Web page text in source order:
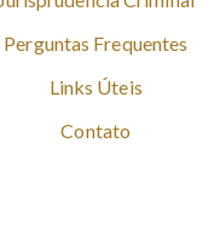
Perguntas Frequentes
Links Úteis
Contato